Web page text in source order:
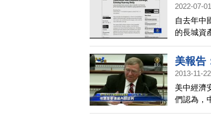
2022-07-
自去年中
的長城資
最後期限
資產第二
的
券。
美報告
2013-11-
美中經濟
們認為，
起來困難